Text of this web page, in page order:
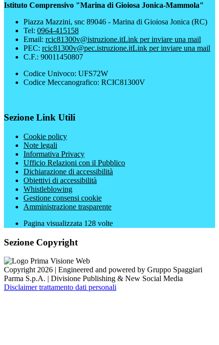
Istituto Comprensivo "Marina di Gioiosa Jonica-Mammola"
Piazza Mazzini, snc 89046 - Marina di Gioiosa Jonica (RC)
Tel: 0964-415158
Email: rcic81300v@istruzione.itLink per inviare una mail
PEC: rcic81300v@pec.istruzione.itLink per inviare una mail
C.F.: 90011450807
Codice Univoco: UFS72W
Codice Meccanografico: RCIC81300V
Sezione Link Utili
Cookie policy
Note legali
Informativa Privacy
Ufficio Relazioni con il Pubblico
Dichiarazione di accessibilità
Obiettivi di accessibilità
Whistleblowing
Gestione consensi cookie
Amministrazione trasparente
Pagina visualizzata 128 volte
Sezione Copyright
Copyright 2026 | Engineered and powered by Gruppo Spaggiari
Parma S.p.A. | Divisione Publishing & New Social Media
Disclaimer trattamento dati personali